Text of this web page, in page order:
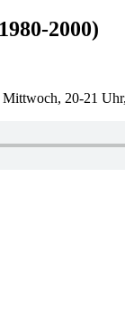
2000)
Mittwoch, 20-21